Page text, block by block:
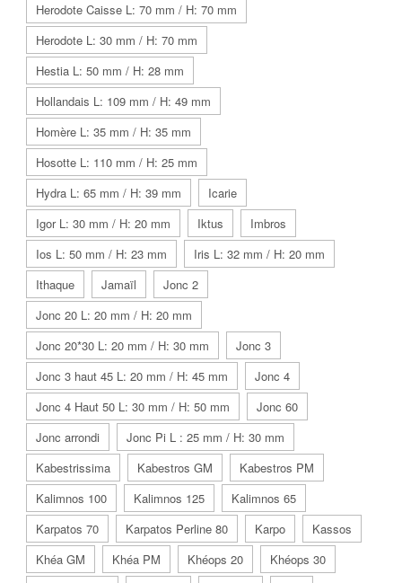
Herodote Caisse L: 70 mm / H: 70 mm
Herodote L: 30 mm / H: 70 mm
Hestia L: 50 mm / H: 28 mm
Hollandais L: 109 mm / H: 49 mm
Homère L: 35 mm / H: 35 mm
Hosotte L: 110 mm / H: 25 mm
Hydra L: 65 mm / H: 39 mm
Icarie
Igor L: 30 mm / H: 20 mm
Iktus
Imbros
Ios L: 50 mm / H: 23 mm
Iris L: 32 mm / H: 20 mm
Ithaque
Jamaïl
Jonc 2
Jonc 20 L: 20 mm / H: 20 mm
Jonc 20*30 L: 20 mm / H: 30 mm
Jonc 3
Jonc 3 haut 45 L: 20 mm / H: 45 mm
Jonc 4
Jonc 4 Haut 50 L: 30 mm / H: 50 mm
Jonc 60
Jonc arrondi
Jonc Pi L : 25 mm / H: 30 mm
Kabestrissima
Kabestros GM
Kabestros PM
Kalimnos 100
Kalimnos 125
Kalimnos 65
Karpatos 70
Karpatos Perline 80 Karpo
Kassos
Khéa GM
Khéa PM Khéops 20
Khéops 30